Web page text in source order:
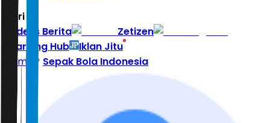
Hari ini
Indeks Berita
Zetizen
Learning Hub
Iklan Jitu
Home
Sepak Bola Indonesia